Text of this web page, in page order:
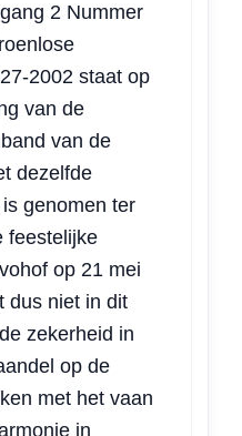
2 Nummer
2002 staat op
van de
van de
dezelfde
genomen ter
feestelijke
op 21 mei
dus niet in dit
zekerheid in
op de
met het vaan
in